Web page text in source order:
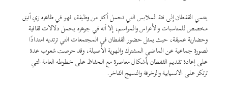
ينتمي القفطان إلى فئة الملابس التي تحمل أكثر من وظيفة، فهو في ظاهره زي أنيق
مخصص للمناسبات والأعراس والمواسم، إلا أنه في جوهره يحمل دلالات ثقافية
وحضارية عميقة، حيث يمثل حضور القفطان في المجتمعات التي ترتديه امتدادًا
لصورة جماعية عن الماضي المشترك والهوية الأصيلة، وقد حرصت شعوب عدة
على إعادة تقديم القفطان بأشكال معاصرة مع الحفاظ على خطوطه العامة التي
ترتكز على الانسيابية والزخرفة والنسيج الفاخر.